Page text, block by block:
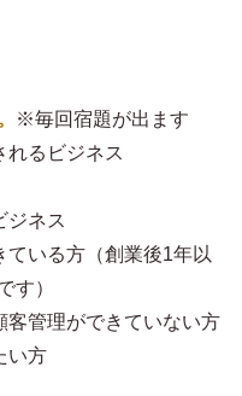
※毎回宿題が出ます
れるビジネス
ジネス
いる方（創業後1年以
す）
管理ができていない方
い方